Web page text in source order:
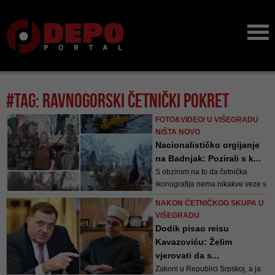
#tag: ravnogorski četnički pokret
FOTO&VIDEO/ U VIŠEGRADU
NIŠTA NOVO
Nacionalističko orgijanje
na Badnjak: Pozirali s k...
S obzirom na to da četnička
ikonografija nema nikakve veze s
Badnjakom i Božićem, jasno je
kakve poruke se žele poslati
NAKON ČETNIČKOG SKUPA U
VIŠEGRADU
Dodik pisao reisu
Kavazoviću: Želim
vjerovati da s...
Zakoni u Republici Srpskoj, a ja